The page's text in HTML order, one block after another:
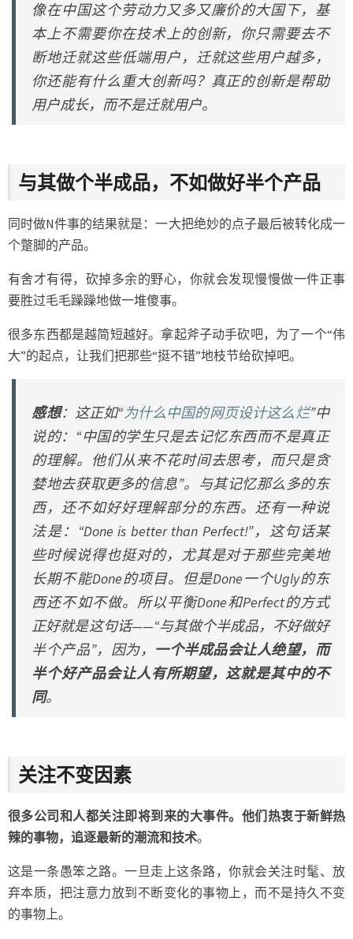
像在中国这个劳动力又多又廉价的大国下，基
本上不需要你在技术上的创新，你只需要去不
断地迁就这些低端用户，迁就这些用户越多，
你还能有什么重大创新吗？真正的创新是帮助
用户成长，而不是迁就用户。
与其做个半成品，不如做好半个产品
同时做N件事的结果就是：一大把绝妙的点子最后被转化成一
个蹩脚的产品。
有舍才有得，砍掉多余的野心，你就会发现慢慢做一件正事
要胜过毛毛躁躁地做一堆傻事。
很多东西都是越简短越好。拿起斧子动手砍吧，为了一个“伟
大”的起点，让我们把那些“挺不错”地枝节给砍掉吧。
感想：这正如“为什么中国的网页设计这么烂”中
说的：“中国的学生只是去记忆东西而不是真正
的理解。他们从来不花时间去思考，而只是贪
婪地去获取更多的信息”。与其记忆那么多的东
西，还不如好好理解部分的东西。还有一种说
法是：“Done is better than Perfect!”，这句话某
些时候说得也挺对的，尤其是对于那些完美地
长期不能Done的项目。但是Done一个Ugly的东
西还不如不做。所以平衡Done和Perfect的方式
正好就是这句话——“与其做个半成品，不好做好
半个产品”，因为， 一个半成品会让人绝望，而
半个好产品会让人有所期望，这就是其中的不
同。
关注不变因素
很多公司和人都关注即将到来的大事件。他们热衷于新鲜热
辣的事物，追逐最新的潮流和技术。
这是一条愚笨之路。一旦走上这条路，你就会关注时髦、放
弃本质，把注意力放到不断变化的事物上，而不是持久不变
的事物上。